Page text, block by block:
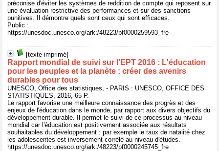
préconise d'éviter les systèmes de reddition de compte qui reposent sur
une évaluation restrictive des performances et sur des sanctions
punitives. Il démontre quels sont ceux qui sont efficaces.
Public :
https://unesdoc.unesco.org/ark:/48223/pf0000259593_fre
[texte imprimé]
Rapport mondial de suivi sur l'EPT 2016 : L'éducation
pour les peuples et la planète : créer des avenirs
durables pour tous
UNESCO, Office des statistiques, - PARIS : UNESCO, OFFICE DES
STATISTIQUES, 2016, 65 P.
Le rapport favorise une meilleure connaissance des progrès et des
enjeux de l'éducation dans le monde, par rapport aux divers objectifs du
développement durable. Il permet le suivi de ce processus au niveau
mondial car l'éducation est positivement associée aux résultats
souhaitables du développement : par exemple le taux de natalité chez
les adolescentes est inversement corrélé au niveau d'études.
https://unesdoc.unesco.org/ark:/48223/pf0000245745_fre